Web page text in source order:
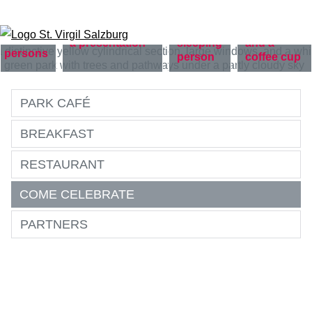
PARK CAFÉ
BREAKFAST
RESTAURANT
COME CELEBRATE
PARTNERS